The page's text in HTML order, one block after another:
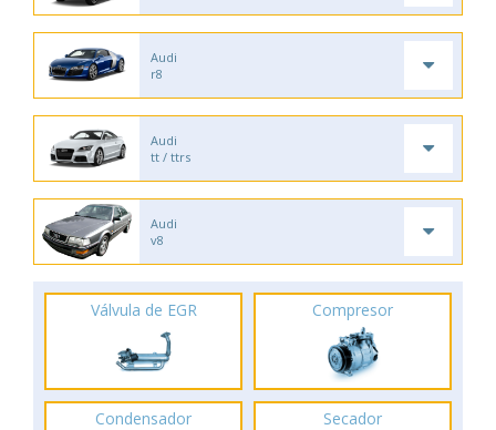
Audi
r8
Audi
tt / ttrs
Audi
v8
Válvula de EGR Compresor
Condensador Secador